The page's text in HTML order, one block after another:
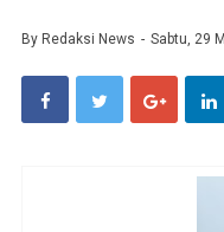
By Redaksi News Sabtu, 29